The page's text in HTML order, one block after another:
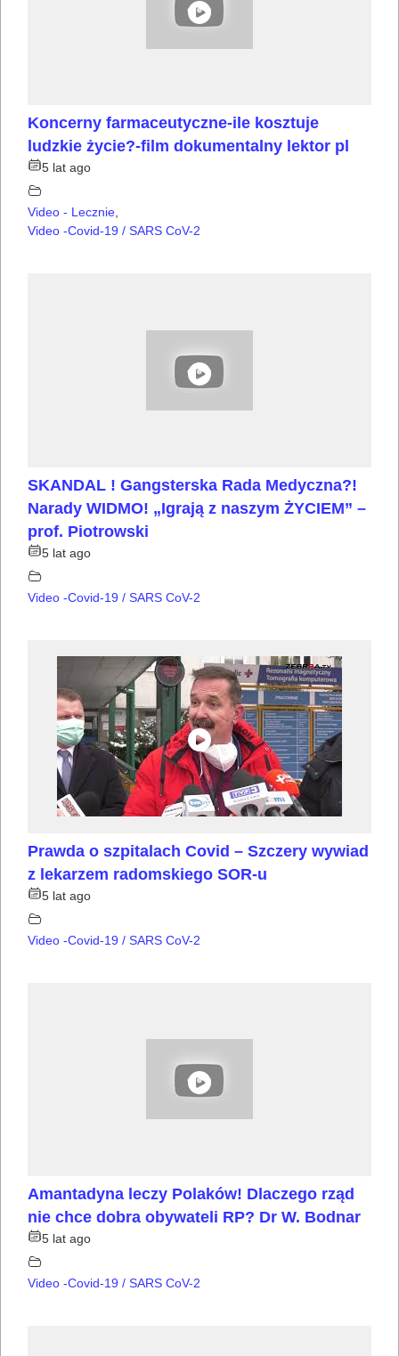
Koncerny farmaceutyczne-ile kosztuje
ludzkie życie?-film dokumentalny lektor pl
5 lat ago
Video - Lecznie,
Video -Covid-19 / SARS CoV-2
SKANDAL ! Gangsterska Rada Medyczna?!
Narady WIDMO! „Igrają z naszym ŻYCIEM” –
prof. Piotrowski
5 lat ago
Video -Covid-19 / SARS CoV-2
Prawda o szpitalach Covid – Szczery wywiad
z lekarzem radomskiego SOR-u
5 lat ago
Video -Covid-19 / SARS CoV-2
Amantadyna leczy Polaków! Dlaczego rząd
nie chce dobra obywateli RP? Dr W. Bodnar
5 lat ago
Video -Covid-19 / SARS CoV-2